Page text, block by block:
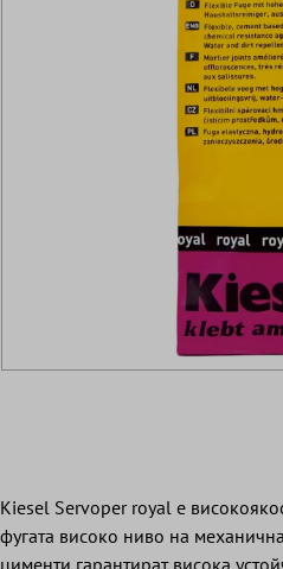
Kiesel Servoper royal е
фугата високо ниво на